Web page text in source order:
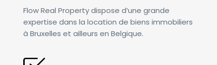
Flow Real Property dispose d’une grande
expertise dans la location de biens immobiliers
à Bruxelles et ailleurs en Belgique.